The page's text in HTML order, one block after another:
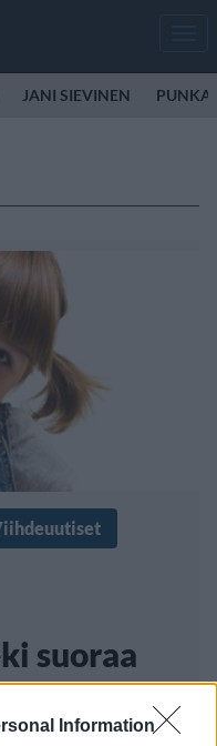
Information
JANI SIEVINEN
suoraa